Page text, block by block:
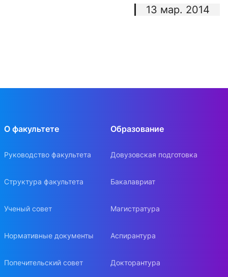
13 мар. 2014
О факультете
Руководство факультета
Структура факультета
Ученый совет
Нормативные документы
Попечительский совет
Образование
Довузовская подготовка
Бакалавриат
Магистратура
Аспирантура
Докторантура